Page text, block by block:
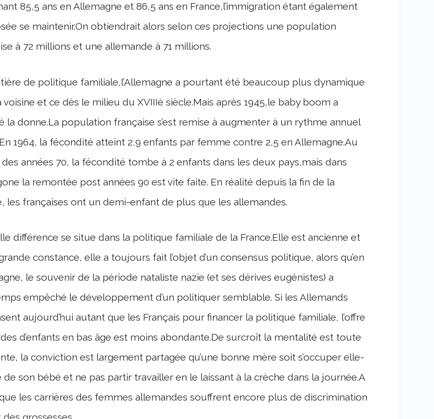
85,5 ans en Allemagne et 86,5 ans en France,l’immigration étant également
se maintenir.On obtiendrait alors selon ces projections une population
à 72 millions et une allemande à 71 millions.
de politique familiale,l’Allemagne a pourtant été beaucoup plus dynamique
voisine et ce dès le milieu du XVIIIè siècle.Mais après 1945,le baby boom a
la donne.La population française s’est remise à augmenter à un rythme annuel
1964, la fécondité atteint 2,9 enfants par femme contre 2,5 en Allemagne.Au
années 70, la fécondité tombe à 2 enfants dans les deux pays,mais dans
la remontée post années 90 est vite faite. En réalité depuis la fin de la
les françaises ont un demi-enfant de plus que les allemandes.
différence se situe dans la politique familiale de la France.Elle est ancienne et
constance, elle a toujours fait l’objet d’un consensus politique, alors qu’en
le souvenir de la période nataliste nazie (et ses dérives eugénistes) a
empêché le développement d’un politiquer semblable. Si les Allemands
aujourd’hui autant que les Français pour financer la politique familiale, l’offre
d’enfants en bas âge est moins abondante.De surcroît la mentalité est toute
la conviction est largement partagée qu’une bonne mère soit s’occuper elle-
de son bébé et ne pas partir travailler en le laissant à la crèche dans la journée.A
les carrières des femmes allemandes souffrent encore plus de discrimination